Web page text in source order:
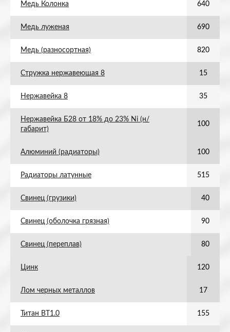
Медь Колонка 640
Медь луженая 690
Медь (разносортная) 820
Стружка нержавеющая 8 15
Нержавейка 8 35
Нержавейка Б28 от 18% до 23% Ni (н/
габарит)
100
Алюминий (радиаторы) 100
Радиаторы латунные 515
Свинец (грузики) 40
Свинец (оболочка грязная) 90
Свинец (переплав) 80
Цинк 120
Лом черных металлов 17
Титан ВТ1.0 155